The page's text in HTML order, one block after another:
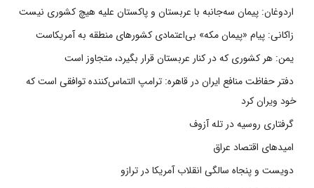
اردوغان: پیمان سه‌جانبه با عربستان و پاکستان علیه هیچ کشوری نیست
زاکانی: پیام «پیمان مکه» بی‌اعتمادی کشورهای منطقه به آمریکاست
یمن: هر کشوری که در کنار عربستان قرار بگیرد، متجاوز است
دفتر حفاظت منافع ایران در قاهره: ترامپ التماس‌کننده توافقی است که
خود ویران کرد
گرفتاری روسیه در تله آزوف
امیدهای اقتصاد عراق
دویست و پنجاه سالگی انقلاب آمریکا در ترازو